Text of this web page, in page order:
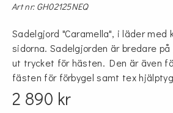
Art nr: GH02125NEQ
Sadelgjord "Caramella", i läder
sidorna. Sadelgjorden är bredare
ut trycket för hästen. Den är även
fästen för förbygel samt tex
2 890 kr